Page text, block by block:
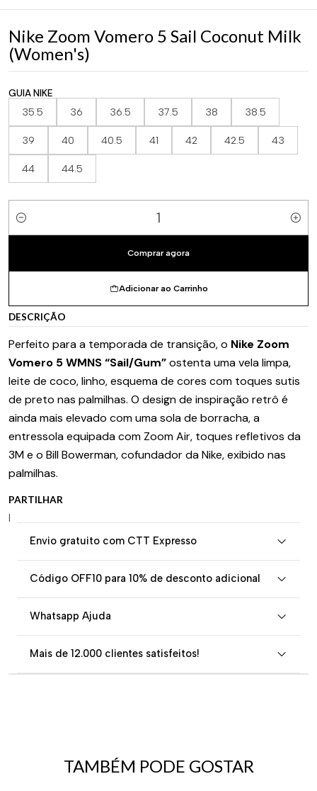
Nike Zoom Vomero 5 Sail Coconut Milk
(Women's)
GUIA NIKE
35.5 36 36.5 37.5 38 38.5
39 40 40.5 41 42 42.5 43
44 44.5
Quantidade
Adicionar ao Carrinho
Comprar agora
DESCRIÇÃO
Perfeito para a temporada de transição, o Nike Zoom
Vomero 5 WMNS “Sail/Gum”ostenta uma vela limpa,
leite de coco, linho, esquema de cores com toques sutis
de preto nas palmilhas. O design de inspiração retrô é
ainda mais elevado com uma sola de borracha, a
entressola equipada com Zoom Air, toques refletivos da
3M e o Bill Bowerman, cofundador da Nike, exibido nas
palmilhas.
PARTILHAR
|
Envio gratuito com CTT Expresso
Código OFF10 para 10% de desconto adicional
Whatsapp Ajuda
Mais de 12.000 clientes satisfeitos!
TAMBÉM PODE GOSTAR